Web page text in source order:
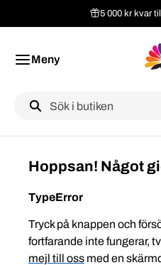
5 000 kr kvar
Meny
Label
Hoppsan! Något
TypeError
Tryck på knappen och
fortfarande inte fungerar,
mejl till oss med en